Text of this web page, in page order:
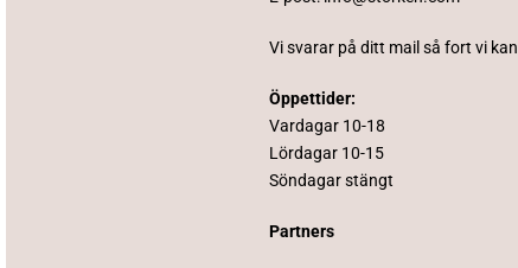
Vi svarar på ditt mail så fort vi kan
Öppettider:
Vardagar 10-18
Lördagar 10-15
Söndagar stängt
Partners